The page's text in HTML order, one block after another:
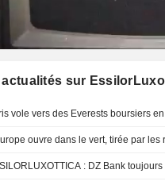
actualités sur
vole vers des Everests boursiers
ouvre dans le vert, tirée par les
ESSILORLUXOTTICA : DZ Bank